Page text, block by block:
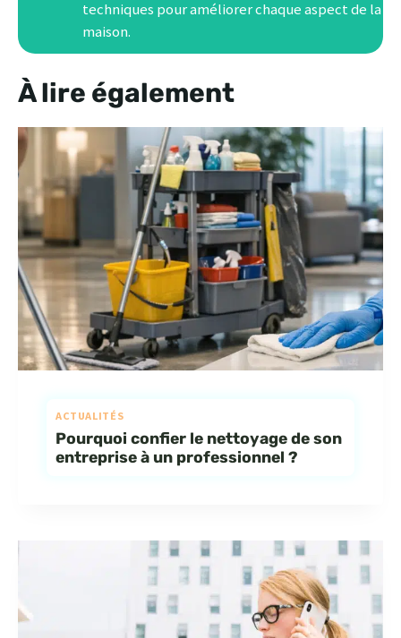
techniques pour améliorer chaque aspect de la
maison.
À lire également
ACTUALITÉS
Pourquoi confier le nettoyage de son
entreprise à un professionnel ?